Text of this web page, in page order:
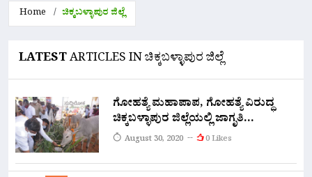
Home ಚಿಕ್ಕಬಳ್ಳಾಪುರ ಜಿಲ್ಲೆ
LATESTARTICLES IN ಚಿಕ್ಕಬಳ್ಳಾಪುರ ಜಿಲ್ಲೆ
ಗೋಹತ್ಯೆ ಮಹಾಪಾಪ, ಗೋಹತ್ಯೆ ವಿರುದ್ಧ
ಚಿಕ್ಕಬಳ್ಳಾಪುರ ಜಿಲ್ಲೆಯಲ್ಲಿ ಜಾಗೃತಿ
ಆಂದೋಲನ : ವೈದ್ಯಕೀಯ ಶಿಕ್ಷಣ ಸಚಿವ
August 30, 2020 0 Likes